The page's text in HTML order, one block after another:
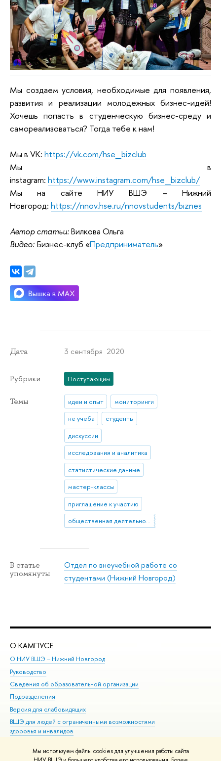
Мы используем файлы cookies для улучшения работы сайта
Мы создаем условия, необходимые для появления,
развития и реализации молодежных бизнес-идей!
Хочешь попасть в студенческую бизнес-среду и
самореализоваться? Тогда тебе к нам!
Мы в VK: https://vk.com/hse_bizclub
Мы в
instagram: https://www.instagram.com/hse_bizclub/
Мы на сайте НИУ ВШЭ – Нижний
Новгород: https://nnov.hse.ru/nnovstudents/biznes
Автор статьи:Вилкова Ольга
Видео: Бизнес-клуб «Предприниматель»
Дата 3 сентября 2020
Рубрики Поступающим
Темы идеи и опыт
мониторинги
не учеба
студенты
дискуссии
исследования и аналитика
статистические данные
мастер-классы
приглашение к участию
общественная деятельность
В статье
упомянуты
Отдел по внеучебной работе со
студентами (Нижний Новгород)
О КАМПУСЕ
О НИУ ВШЭ – Нижний Новгород
Руководство
Сведения об образовательной организации
Подразделения
Версия для слабовидящих
ВШЭ для людей с ограниченными возможностями
здоровья и инвалидов